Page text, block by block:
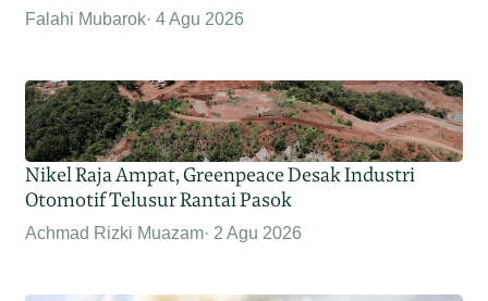
Falahi Mubarok 4 Agu 2026
Nikel Raja Ampat, Greenpeace Desak Industri
Otomotif Telusur Rantai Pasok
Achmad Rizki Muazam 2 Agu 2026